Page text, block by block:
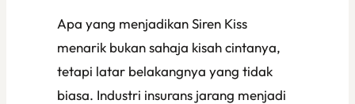
Apa yang menjadikanSiren Kiss
menarik bukan sahaja kisah cintanya,
tetapi latar belakangnya yang tidak
biasa. Industri insurans jarang menjadi